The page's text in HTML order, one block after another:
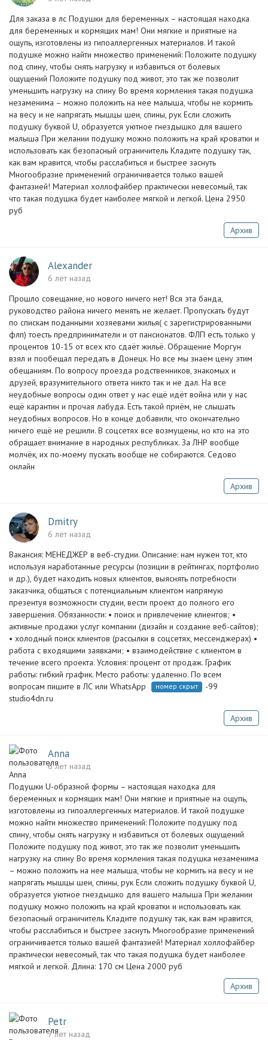
Для заказа в лс Подушки для беременных – настоящая находка
для беременных и кормящих мам! Они мягкие и приятные на
ощупь, изготовлены из гипоаллергенных материалов. И такой
подушке можно найти множество применений: Положите подушку
под спину, чтобы снять нагрузку и избавиться от болевых
ощущений Положите подушку под живот, это так же позволит
уменьшить нагрузку на спину Во время кормления такая подушка
незаменима – можно положить на нее малыша, чтобы не кормить
на весу и не напрягать мышцы шеи, спины, рук Если сложить
подушку буквой U, образуется уютное гнездышко для вашего
малыша При желании подушку можно положить на край кроватки и
использовать как безопасный ограничитель Кладите подушку так,
как вам нравится, чтобы расслабиться и быстрее заснуть
Многообразие применений ограничивается только вашей
фантазией! Материал холлофайбер практически невесомый, так
что такая подушка будет наиболее мягкой и легкой. Цена 2950
руб
Архив
Alexander
6 лет назад
Прошло совещание, но нового ничего нет! Вся эта банда,
руководство района ничего менять не желает. Пропускать будут
по спискам поданными хозяевами жилья( с зарегистрированными
флп) тоесть предприниматели и от пансионатов. ФЛП есть только у
процентов 10-15 от всех кто сдаёт жильё. Обращение Моргун
взял и пообещал передать в Донецк. Но все мы знаем цену этим
обещаниям. По вопросу проезда родственников, знакомых и
друзей, вразумительного ответа никто так и не дал. На все
неудобные вопросы один ответ у нас ещё идёт война или у нас
ещё карантин и прочая лабуда. Есть такой приём, не слышать
неудобных вопросов. Но в конце добавили, что окончательно
ничего ещё не решили. В соцсетях все возмущены, но кто на это
обращает внимание в народных республиках. За ЛНР вообще
молчёк, их по-моему пускать вообще не собираются. Седово
онлайн
Архив
Dmitry
6 лет назад
Вакансия: МЕНЕДЖЕР в веб-студии. Описание: нам нужен тот, кто
используя наработанные ресурсы (позиции в рейтингах, портфолио
и др.), будет находить новых клиентов, выяснять потребности
заказчика, общаться с потенциальным клиентом напрямую
презентуя возможности студии, вести проект до полного его
завершения. Обязанности: • поиск и привлечение клиентов; •
активные продажи услуг компании (дизайн и создание веб-сайтов);
• холодный поиск клиентов (рассылки в соцсетях, мессенджерах) •
работа с входящими заявками; • взаимодействие с клиентом в
течение всего проекта. Условия: процент от продаж. График
работы: гибкий график. Место работы: удаленно. По всем
вопросам пишите в ЛС или WhatsApp
номер скрыт
-99
studio4dn.ru
Архив
Anna
6 лет назад
Подушки U-образной формы – настоящая находка для
беременных и кормящих мам! Они мягкие и приятные на ощупь,
изготовлены из гипоаллергенных материалов. И такой подушке
можно найти множество применений: Положите подушку под
спину, чтобы снять нагрузку и избавиться от болевых ощущений
Положите подушку под живот, это так же позволит уменьшить
нагрузку на спину Во время кормления такая подушка незаменима
– можно положить на нее малыша, чтобы не кормить на весу и не
напрягать мышцы шеи, спины, рук Если сложить подушку буквой U,
образуется уютное гнездышко для вашего малыша При желании
подушку можно положить на край кроватки и использовать как
безопасный ограничитель Кладите подушку так, как вам нравится,
чтобы расслабиться и быстрее заснуть Многообразие применений
ограничивается только вашей фантазией! Материал холлофайбер
практически невесомый, так что такая подушка будет наиболее
мягкой и легкой. Длина: 170 см Цена 2000 руб
Архив
Petr
7 лет назад